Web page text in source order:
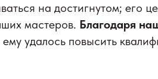
на достигнутом; его
мастеров. Благодаря
удалось повысить